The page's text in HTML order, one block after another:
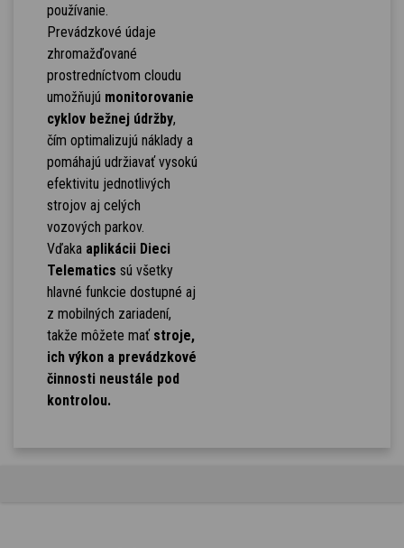
používanie.
Prevádzkové údaje
zhromažďované
prostredníctvom cloudu
umožňujú monitorovanie
cyklov bežnej údržby,
čím optimalizujú náklady a
pomáhajú udržiavať vysokú
efektivitu jednotlivých
strojov aj celých
vozových parkov.
Vďaka aplikácii Dieci
Telematics sú všetky
hlavné funkcie dostupné aj
z mobilných zariadení,
takže môžete mať stroje,
ich výkon a prevádzkové
činnosti neustále pod
kontrolou.